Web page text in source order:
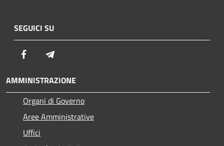
SEGUICI SU
Facebook
AMMINISTRAZIONE
Organi di Governo
Aree Amministrative
Uffici